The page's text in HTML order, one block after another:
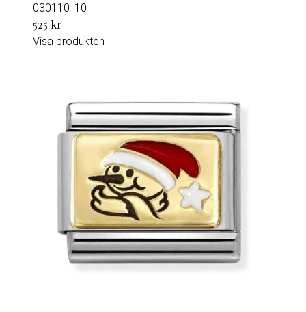
030110_10
525 kr
Visa produkten